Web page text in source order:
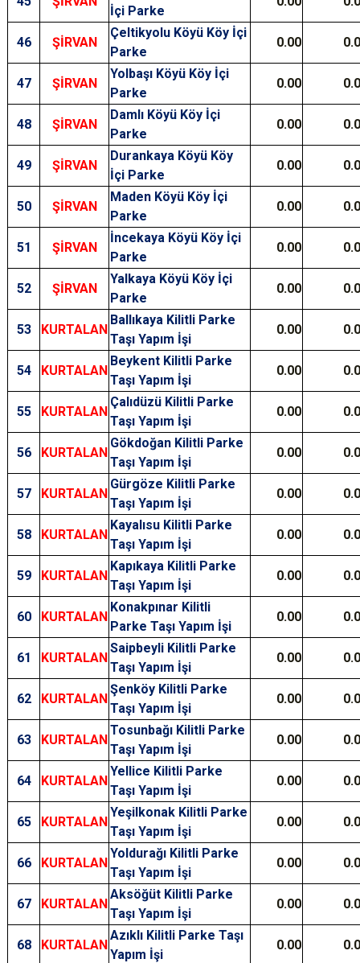
İçi Parke
46 ŞİRVAN
Çeltikyolu Köyü Köy İçi
Parke
0.00
47 ŞİRVAN
Yolbaşı Köyü Köy İçi
Parke
0.00
48 ŞİRVAN
Damlı Köyü Köy İçi
Parke
0.00
49 ŞİRVAN
Durankaya Köyü Köy
İçi Parke
0.00
50 ŞİRVAN
Maden Köyü Köy İçi
Parke
0.00
51 ŞİRVAN
İncekaya Köyü Köy İçi
Parke
0.00
52 ŞİRVAN
Yalkaya Köyü Köy İçi
Parke
0.00
53 KURTALAN
Ballıkaya Kilitli Parke
Taşı Yapım İşi
0.00
54 KURTALAN
Beykent Kilitli Parke
Taşı Yapım İşi
0.00
55 KURTALAN
Çalıdüzü Kilitli Parke
Taşı Yapım İşi
0.00
56 KURTALAN
Gökdoğan Kilitli Parke
Taşı Yapım İşi
0.00
57 KURTALAN
Gürgöze Kilitli Parke
Taşı Yapım İşi
0.00
58 KURTALAN
Kayalısu Kilitli Parke
Taşı Yapım İşi
0.00
59 KURTALAN
Kapıkaya Kilitli Parke
Taşı Yapım İşi
0.00
60 KURTALAN
Konakpınar Kilitli
Parke Taşı Yapım İşi
0.00
61 KURTALAN
Saipbeyli Kilitli Parke
Taşı Yapım İşi
0.00
62 KURTALAN
Şenköy Kilitli Parke
Taşı Yapım İşi
0.00
63 KURTALAN
Tosunbağı Kilitli Parke
Taşı Yapım İşi
0.00
64 KURTALAN
Yellice Kilitli Parke
Taşı Yapım İşi
0.00
65 KURTALAN
Yeşilkonak Kilitli Parke
Taşı Yapım İşi
0.00
66 KURTALAN
Yoldurağı Kilitli Parke
Taşı Yapım İşi
0.00
67 KURTALAN
Aksöğüt Kilitli Parke
Taşı Yapım İşi
0.00
68 KURTALAN
Azıklı Kilitli Parke Taşı
Yapım İşi
0.00